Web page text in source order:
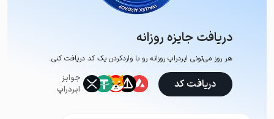
دریافت جایزه روزانه
هر روز می‌تونی ایردراپ روزانه رو با وارد‌کردن یک کد دریافت کنی.
جوایز
ایردراپ
دریافت کد